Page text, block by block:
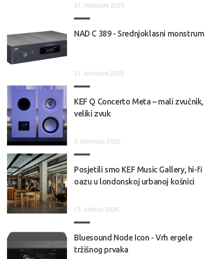
31. listopada 2025.
NAD C 389 - Srednjoklasni monstrum
31. kolovoza 2025.
KEF Q Concerto Meta – mali zvučnik,
veliki zvuk
2. kolovoza 2025.
Posjetili smo KEF Music Gallery, hi-fi
oazu u londonskoj urbanoj košnici
13. svibnja 2025.
Bluesound Node Icon - Vrh ergele
tržišnog prvaka